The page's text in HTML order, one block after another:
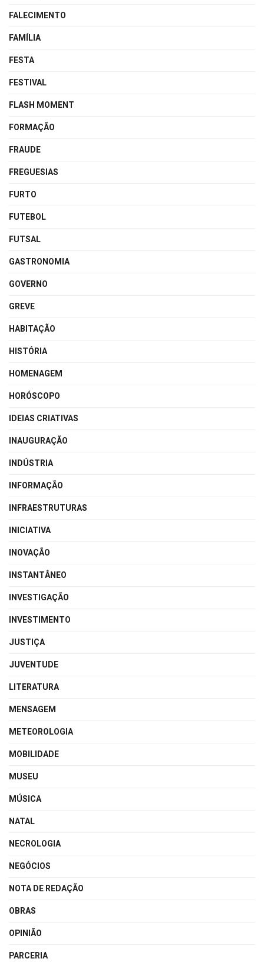
FALECIMENTO
FAMÍLIA
FESTA
FESTIVAL
FLASH MOMENT
FORMAÇÃO
FRAUDE
FREGUESIAS
FURTO
FUTEBOL
FUTSAL
GASTRONOMIA
GOVERNO
GREVE
HABITAÇÃO
HISTÓRIA
HOMENAGEM
HORÓSCOPO
IDEIAS CRIATIVAS
INAUGURAÇÃO
INDÚSTRIA
INFORMAÇÃO
INFRAESTRUTURAS
INICIATIVA
INOVAÇÃO
INSTANTÂNEO
INVESTIGAÇÃO
INVESTIMENTO
JUSTIÇA
JUVENTUDE
LITERATURA
MENSAGEM
METEOROLOGIA
MOBILIDADE
MUSEU
MÚSICA
NATAL
NECROLOGIA
NEGÓCIOS
NOTA DE REDAÇÃO
OBRAS
OPINIÃO
PARCERIA